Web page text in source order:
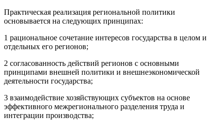
Практическая реализация региональной политики
основывается на следующих принципах:
1 рациональное сочетание интересов государства в целом и
отдельных его регионов;
2 согласованность действий регионов с основными
принципами внешней политики и внешнеэкономической
деятельности государства;
3 взаимодействие хозяйствующих субъектов на основе
эффективного межрегионального разделения труда и
интеграции производства;